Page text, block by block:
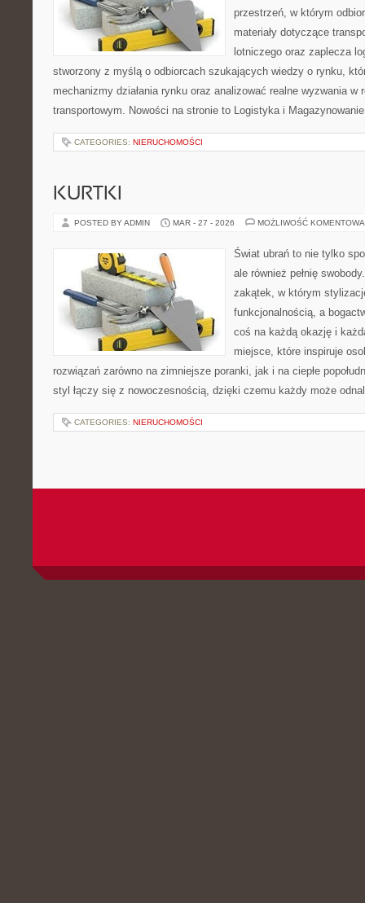
przestrzeń, w którym
materiały dotyczące
lotniczego oraz zaplecza
stworzony z myślą o odbiorcach szukających wiedzy o rynku,
mechanizmy działania rynku oraz analizować realne wyzwania w
transportowym. Nowości na stronie to Logistyka i
CATEGORIES: NIERUCHOMOŚCI
KURTKI
POSTED BY ADMIN MAR - 27 - 2026 MOŻLIWOŚĆ
Świat ubrań to nie tylko
ale również pełnię
zakątek, w którym
funkcjonalnością, a
coś na każdą okazję i
miejsce, które inspiruje
rozwiązań zarówno na zimniejsze poranki, jak i na ciepłe
styl łączy się z nowoczesnością, dzięki czemu każdy może
CATEGORIES: NIERUCHOMOŚCI